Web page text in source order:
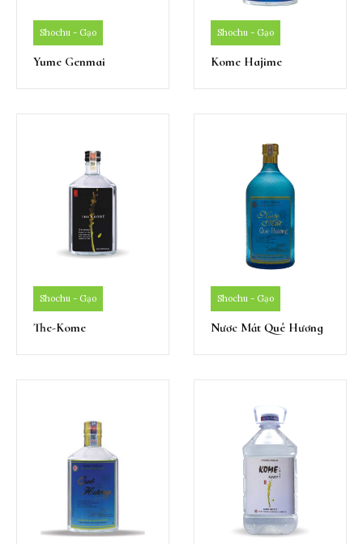
Shochu - Gạo
Yume Genmai
Shochu - Gạo
Kome Hajime
Shochu - Gạo
The-Kome
Shochu - Gạo
Nươc Mảt Quê Hương